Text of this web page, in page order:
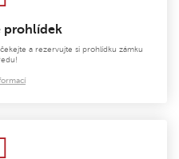
prohlídek
a rezervujte si prohlídku zámku